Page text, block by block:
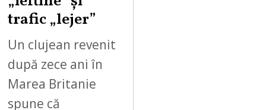
trafic „lejer”
Un clujean revenit
după zece ani în
Marea Britanie
spune că